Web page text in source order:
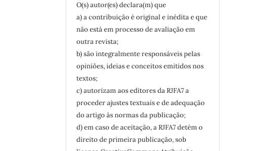
O(s) autor(es) declara(m) que
a) a contribuição é original e inédita e que
não está em processo de avaliação em
outra revista;
b) são integralmente responsáveis pelas
opiniões, ideias e conceitos emitidos nos
textos;
c) autorizam aos editores da RJFA7 a
proceder ajustes textuais e de adequação
do artigo às normas da publicação;
d) em caso de aceitação, a RJFA7 detém o
direito de primeira publicação, sob